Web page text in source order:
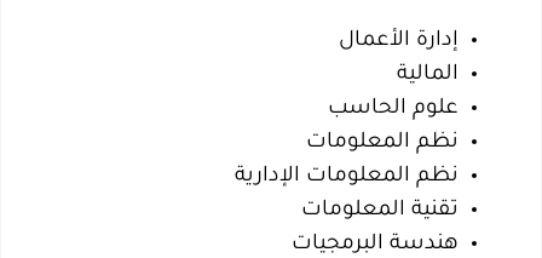
إدارة الأعمال
المالية
علوم الحاسب
نظم المعلومات
نظم المعلومات الإدارية
تقنية المعلومات
هندسة البرمجيات